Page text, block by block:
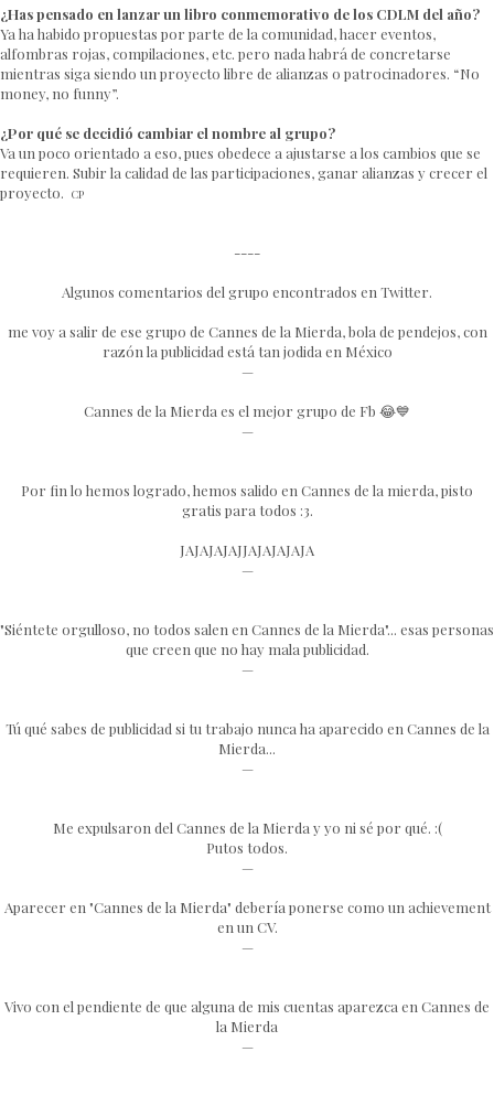
¿Has pensado en lanzar un libro conmemorativo de los CDLM del año?
Ya ha habido propuestas por parte de la comunidad, hacer eventos,
alfombras rojas, compilaciones, etc. pero nada habrá de concretarse
mientras siga siendo un proyecto libre de alianzas o patrocinadores. “No
money, no funny”.
¿Por qué se decidió cambiar el nombre al grupo?
Va un poco orientado a eso, pues obedece a ajustarse a los cambios que se
requieren. Subir la calidad de las participaciones, ganar alianzas y crecer el
proyecto. CP
----
Algunos comentarios del grupo encontrados en Twitter.
me voy a salir de ese grupo de Cannes de la Mierda, bola de pendejos, con
razón la publicidad está tan jodida en México
—
Cannes de la Mierda es el mejor grupo de Fb 😂💙
—
Por fin lo hemos logrado, hemos salido en Cannes de la mierda, pisto
gratis para todos :3.
JAJAJAJAJJAJAJAJAJA
—
"Siéntete orgulloso, no todos salen en Cannes de la Mierda"... esas personas
que creen que no hay mala publicidad.
—
Tú qué sabes de publicidad si tu trabajo nunca ha aparecido en Cannes de la
Mierda...
—
Me expulsaron del Cannes de la Mierda y yo ni sé por qué. :(
Putos todos.
—
Aparecer en "Cannes de la Mierda" debería ponerse como un achievement
en un CV.
—
Vivo con el pendiente de que alguna de mis cuentas aparezca en Cannes de
la Mierda
—